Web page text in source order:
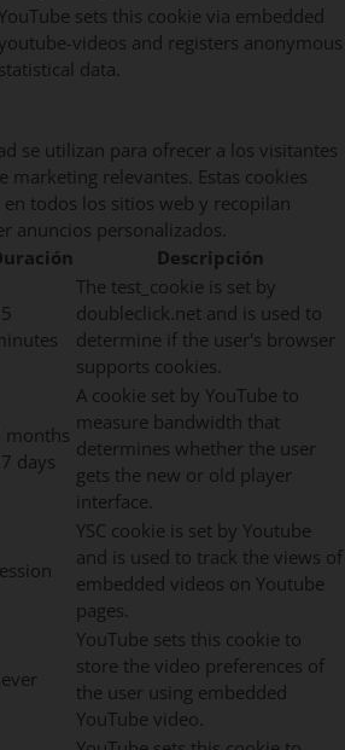
YouTube sets this cookie via embedded
videos and registers anonymous
statistical data.
se utilizan para ofrecer a los visitantes
marketing relevantes. Estas cookies
todos los sitios web y recopilan
anuncios personalizados.
Descripción
The test_cookie is set by
doubleclick.net and is used to
determine if the user's browser
supports cookies.
months
days
A cookie set by YouTube to
measure bandwidth that
determines whether the user
gets the new or old player
interface.
YSC cookie is set by Youtube
and is used to track the views of
embedded videos on Youtube
pages.
YouTube sets this cookie to
store the video preferences of
the user using embedded
YouTube video.